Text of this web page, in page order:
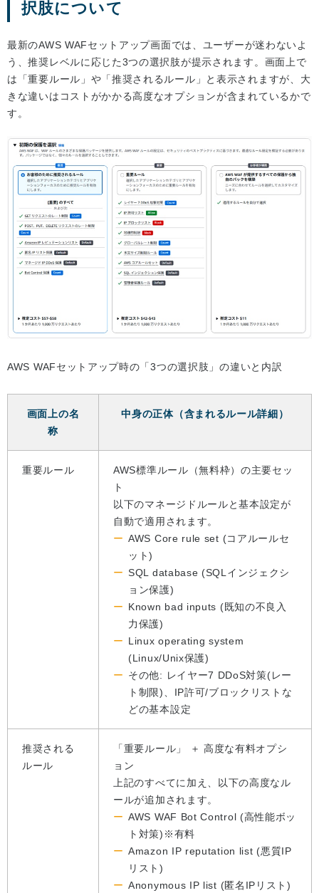
択肢について
最新のAWS WAFセットアップ画面では、ユーザーが迷わないよ
う、推奨レベルに応じた3つの選択肢が提示されます。画面上で
は「重要ルール」や「推奨されるルール」と表示されますが、大
きな違いはコストがかかる高度なオプションが含まれているかで
す。
AWS WAFセットアップ時の「3つの選択肢」の違いと内訳
画面上の名
称
中身の正体（含まれるルール詳細）
重要ルール
AWS標準ルール（無料枠）の主要セッ
ト
以下のマネージドルールと基本設定が
自動で適用されます。
AWS Core rule set (コアルールセ
ット)
SQL database (SQLインジェクシ
ョン保護)
Known bad inputs (既知の不良入
力保護)
Linux operating system
(Linux/Unix保護)
その他: レイヤー7 DDoS対策(レー
ト制限)、IP許可/ブロックリストな
どの基本設定
推奨される
ルール
「重要ルール」 ＋ 高度な有料オプシ
ョン
上記のすべてに加え、以下の高度なル
ールが追加されます。
AWS WAF Bot Control (高性能ボッ
ト対策)※有料
Amazon IP reputation list (悪質IP
リスト)
Anonymous IP list (匿名IPリスト)